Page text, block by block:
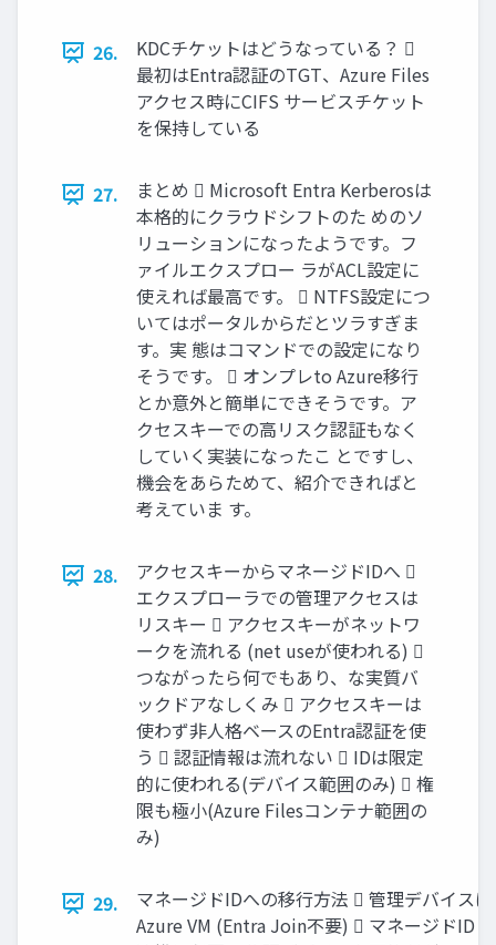
26.
KDCチケットはどうなっている？ 
最初はEntra認証のTGT、Azure Files
アクセス時にCIFS サービスチケット
を保持している
27.
まとめ  Microsoft Entra Kerberosは
本格的にクラウドシフトのた めのソ
リューションになったようです。フ
ァイルエクスプロー ラがACL設定に
使えれば最高です。  NTFS設定につ
いてはポータルからだとツラすぎま
す。実 態はコマンドでの設定になり
そうです。  オンプレto Azure移行
とか意外と簡単にできそうです。ア
クセスキーでの高リスク認証もなく
していく実装になったこ とですし、
機会をあらためて、紹介できればと
考えていま す。
28.
アクセスキーからマネージドIDへ 
エクスプローラでの管理アクセスは
リスキー  アクセスキーがネットワ
ークを流れる (net useが使われる) 
つながったら何でもあり、な実質バ
ックドアなしくみ  アクセスキーは
使わず非人格ベースのEntra認証を使
う  認証情報は流れない  IDは限定
的に使われる(デバイス範囲のみ)  権
限も極小(Azure Filesコンテナ範囲の
み)
29.
マネージドIDへの移行方法  管理デバイスは
Azure VM (Entra Join不要)  マネージドID